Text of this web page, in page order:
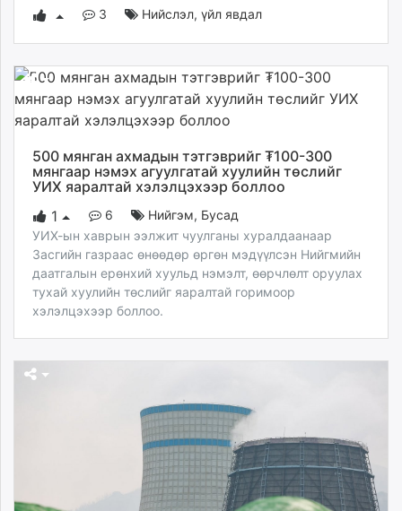
3 Нийслэл,үйл явдал
500 мянган ахмадын тэтгэврийг ₮100-300
мянгаар нэмэх агуулгатай хуулийн төслийг
УИХ яаралтай хэлэлцэхээр боллоо
1
6 Нийгэм, Бусад
УИХ-ын хаврын ээлжит чуулганы хуралдаанаар
Засгийн газраас өнөөдөр өргөн мэдүүлсэн Нийгмийн
даатгалын ерөнхий хуульд нэмэлт, өөрчлөлт оруулах
тухай хуулийн төслийг яаралтай горимоор
хэлэлцэхээр боллоо.